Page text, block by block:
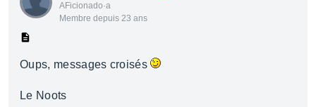
AFicionado·a
Membre depuis 23 ans
Oups, messages croisés
Le Noots